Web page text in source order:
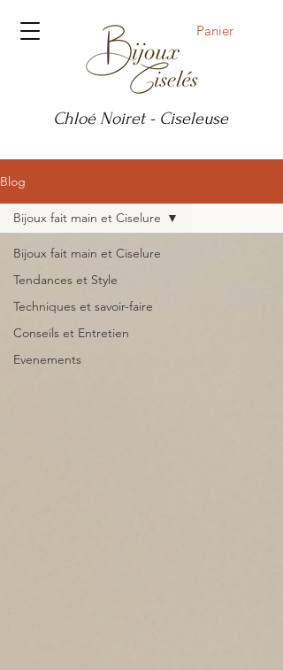
Panier
Chloé Noiret - Ciseleuse
Blog
Bijoux fait main et Ciselure
Tendances et Style
Techniques et savoir-faire
Conseils et Entretien
Evenements
Bijoux fait main et Ciselure